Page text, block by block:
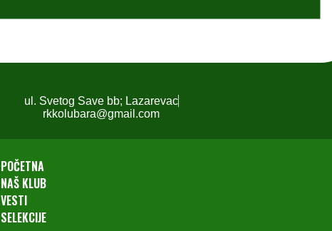
ul. Svetog Save bb; Lazarevac
rkkolubara@gmail.com
POČETNA
NAŠ KLUB
VESTI
SELEKCIJE